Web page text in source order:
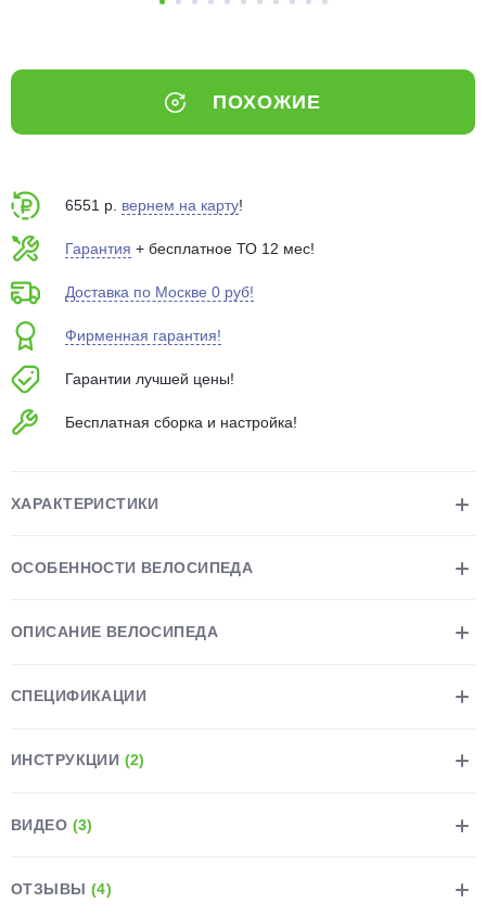
ПОХОЖИЕ
6551 р. вернем на карту!
Гарантия + бесплатное ТО 12 мес!
Доставка по Москве 0 руб!
Фирменная гарантия!
Гарантии лучшей цены!
Бесплатная сборка и настройка!
ХАРАКТЕРИСТИКИ
ОСОБЕННОСТИ ВЕЛОСИПЕДА
ОПИСАНИЕ ВЕЛОСИПЕДА
СПЕЦИФИКАЦИИ
ИНСТРУКЦИИ (2)
ВИДЕО (3)
ОТЗЫВЫ (4)
выбранный способом
Оставшиеся75% будут
Подробнее
Остались вопросы?